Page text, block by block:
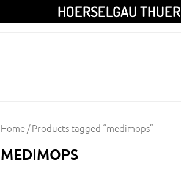
HOERSELGAU THUER
Home/ Products tagged “medimops”
MEDIMOPS